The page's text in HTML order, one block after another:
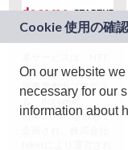
ドコモグループの新
規事業創出プログラ
ム「docomo
STARTUP」を通じて
On our website
necessary for our
information about